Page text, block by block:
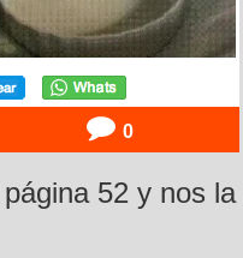
0
52 y nos la